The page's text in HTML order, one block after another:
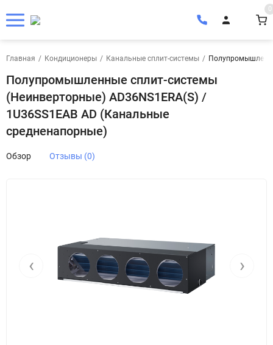
0
Главная / Кондиционеры / Канальные сплит-системы /
Полупромышленные сплит-системы
(Неинверторные) AD36NS1ERA(S) /
1U36SS1EAB AD (Канальные
средненапорные)
Обзор Отзывы (0)
‹ ›